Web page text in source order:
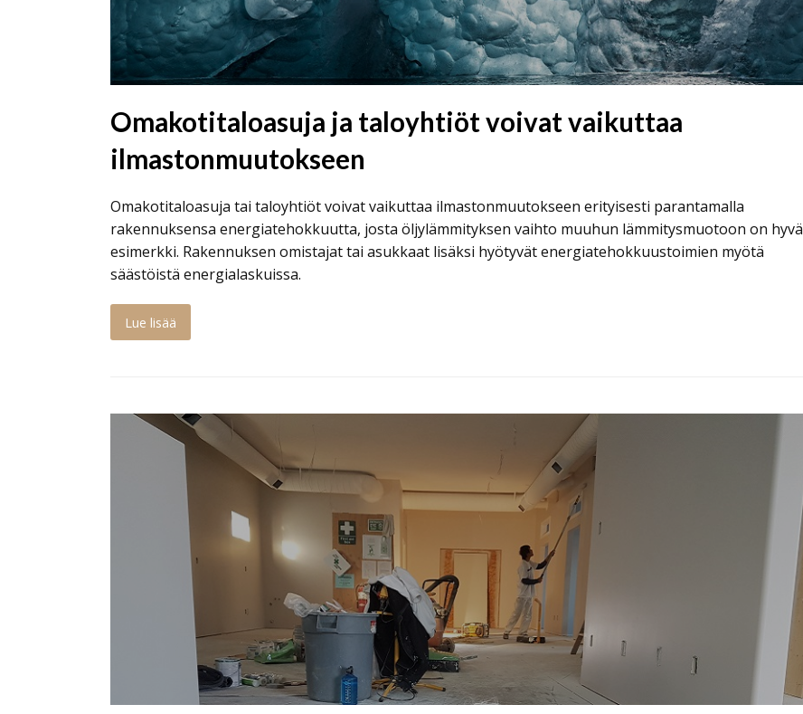
Omakotitaloasuja ja taloyhtiöt voivat vaikuttaa
ilmastonmuutokseen
Omakotitaloasuja tai taloyhtiöt voivat vaikuttaa ilmastonmuutokseen erityisesti parantamalla
rakennuksensa energiatehokkuutta, josta öljylämmityksen vaihto muuhun lämmitysmuotoon on hyvä
esimerkki. Rakennuksen omistajat tai asukkaat lisäksi hyötyvät energiatehokkuustoimien myötä
säästöistä energialaskuissa.
Lue lisää